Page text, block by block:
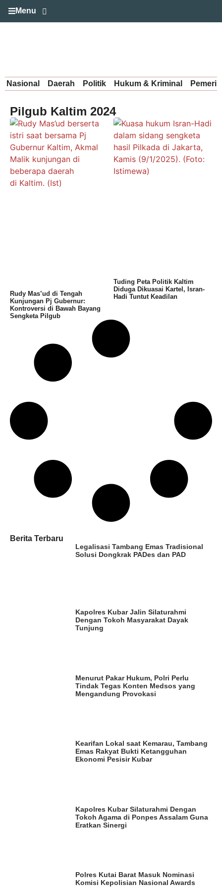
Menu
Nasional Daerah Politik Hukum & Kriminal
Pilgub Kaltim 2024
Rudy Mas’ud di Tengah
Kunjungan Pj Gubernur:
Kontroversi di Bawah Bayang
Sengketa Pilgub
Tuding Peta Politik Kaltim
Diduga Dikuasai Kartel, Isran-
Hadi Tuntut Keadilan
Berita Terbaru
Legalisasi Tambang Emas Tradisional
Solusi Dongkrak PADes dan PAD
Kapolres Kubar Jalin Silaturahmi
Dengan Tokoh Masyarakat Dayak
Tunjung
Menurut Pakar Hukum, Polri Perlu
Tindak Tegas Konten Medsos yang
Mengandung Provokasi
Kearifan Lokal saat Kemarau, Tambang
Emas Rakyat Bukti Ketangguhan
Ekonomi Pesisir Kubar
Kapolres Kubar Silaturahmi Dengan
Tokoh Agama di Ponpes Assalam Guna
Eratkan Sinergi
Polres Kutai Barat Masuk Nominasi
Komisi Kepolisian Nasional Awards